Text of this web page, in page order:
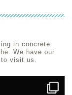
in concrete
We have our
to visit us.